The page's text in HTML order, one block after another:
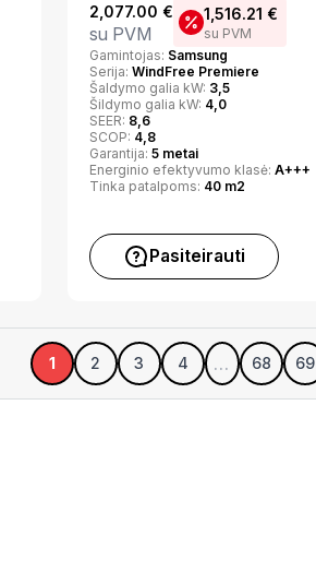
2,077.00 €
su PVM
1,516.21 €
su PVM
Gamintojas: Samsung
Serija:WindFree Premiere
Šaldymo galia kW: 3,5
Šildymo galia kW: 4,0
SEER: 8,6
SCOP: 4,8
Garantija:5 metai
Energinio efektyvumo klasė:A+++
Tinka patalpoms: 40 m2
Pasiteirauti
1 2 3 4 … 68 69